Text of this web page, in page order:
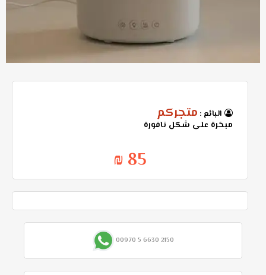
البائع : متجركم
مبخرة على شكل نافورة
85 ₪
00970 5 6630 2150